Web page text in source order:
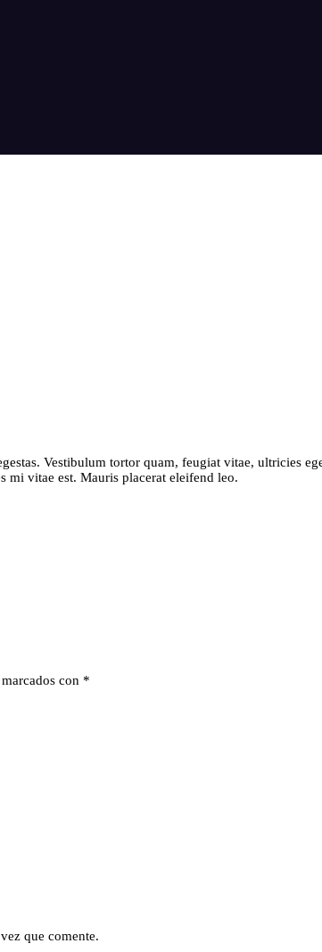
Vestibulum tortor quam, feugiat vitae, ultricies
mi vitae est. Mauris placerat eleifend leo.
con *
que comente.